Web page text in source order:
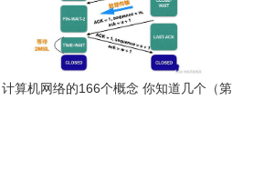
计算机网络的166个概念 你知道几个（第